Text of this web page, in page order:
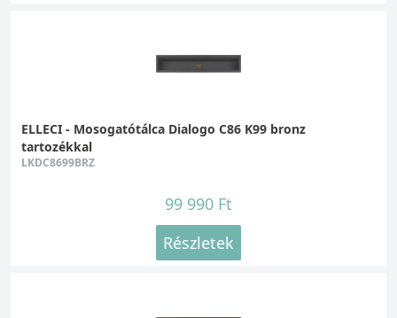
ELLECI - Mosogatótálca Dialogo C86 K99 bronz
tartozékkal
LKDC8699BRZ
99 990 Ft
Részletek